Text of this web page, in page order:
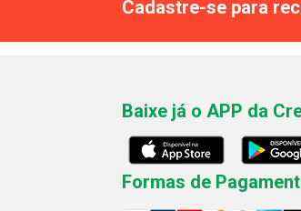
Cadastre-se para
Baixe já o APP da
Formas de